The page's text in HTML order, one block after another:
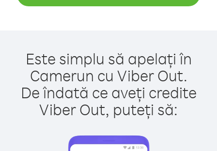
Este simplu să apelați în
Camerun cu Viber Out.
De îndată ce aveți credite
Viber Out, puteți să: